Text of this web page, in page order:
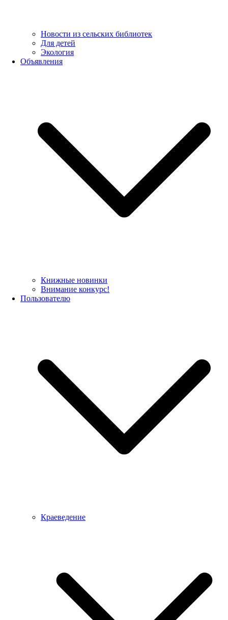
Новости из сельских библиотек
Для детей
Экология
Объявления
Книжные новинки
Внимание конкурс!
Пользователю
Краеведение